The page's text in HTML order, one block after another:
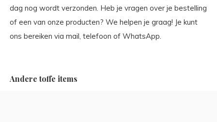
dag nog wordt verzonden. Heb je vragen over je bestelling
of een van onze producten? We helpen je graag! Je kunt
ons bereiken via mail, telefoon of WhatsApp.
Andere toffe items